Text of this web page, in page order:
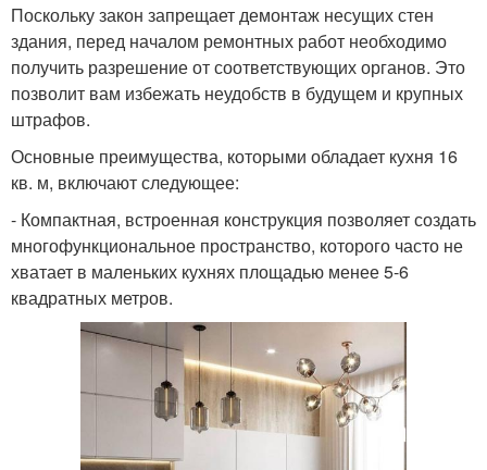
Поскольку закон запрещает демонтаж несущих стен
здания, перед началом ремонтных работ необходимо
получить разрешение от соответствующих органов. Это
позволит вам избежать неудобств в будущем и крупных
штрафов.
Основные преимущества, которыми обладает кухня 16
кв. м, включают следующее:
- Компактная, встроенная конструкция позволяет создать
многофункциональное пространство, которого часто не
хватает в маленьких кухнях площадью менее 5-6
квадратных метров.